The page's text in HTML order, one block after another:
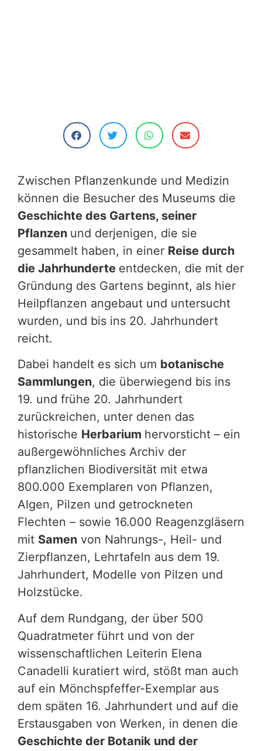
Zwischen Pflanzenkunde und Medizin
können die Besucher des Museums die
Geschichte des Gartens, seiner
Pflanzen und derjenigen, die sie
gesammelt haben, in einer Reise durch
die Jahrhunderte entdecken, die mit der
Gründung des Gartens beginnt, als hier
Heilpflanzen angebaut und untersucht
wurden, und bis ins 20. Jahrhundert
reicht.
Dabei handelt es sich um botanische
Sammlungen, die überwiegend bis ins
19. und frühe 20. Jahrhundert
zurückreichen, unter denen das
historische Herbarium hervorsticht – ein
außergewöhnliches Archiv der
pflanzlichen Biodiversität mit etwa
800.000 Exemplaren von Pflanzen,
Algen, Pilzen und getrockneten
Flechten – sowie 16.000 Reagenzgläsern
mit Samen von Nahrungs-, Heil- und
Zierpflanzen, Lehrtafeln aus dem 19.
Jahrhundert, Modelle von Pilzen und
Holzstücke.
Auf dem Rundgang, der über 500
Quadratmeter führt und von der
wissenschaftlichen Leiterin Elena
Canadelli kuratiert wird, stößt man auch
auf ein Mönchspfeffer-Exemplar aus
dem späten 16. Jahrhundert und auf die
Erstausgaben von Werken, in denen die
Geschichte der Botanik und der